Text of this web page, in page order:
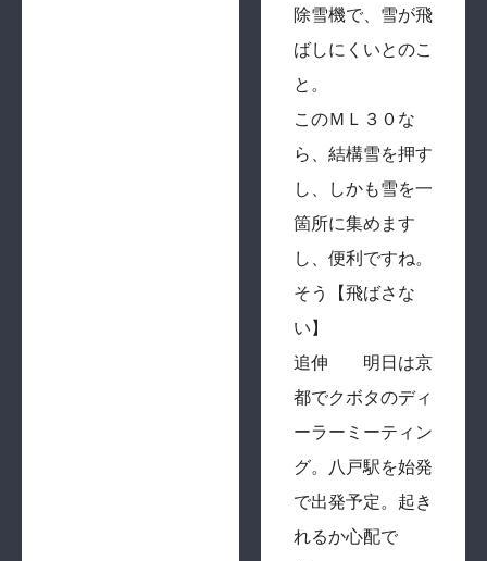
除雪機で、雪が飛
ばしにくいとのこ
と。
このＭＬ３０な
ら、結構雪を押す
し、しかも雪を一
箇所に集めます
し、便利ですね。
そう【飛ばさな
い】
追伸 明日は京
都でクボタのディ
ーラーミーティン
グ。八戸駅を始発
で出発予定。起き
れるか心配で